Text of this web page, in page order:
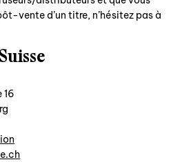
en résidence
podcasts
vente d’un titre, n’hésitez pas à
16